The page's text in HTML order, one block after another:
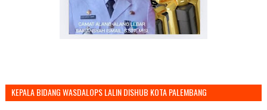
KEPALA BIDANG WASDALOPS LALIN DISHUB KOTA PALEMBANG